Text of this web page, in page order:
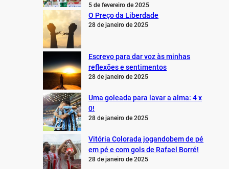
5 de fevereiro de 2025
O Preço da Liberdade
28 de janeiro de 2025
Escrevo para dar voz às minhas
reflexões e sentimentos
28 de janeiro de 2025
Uma goleada para lavar a alma: 4 x
0!
28 de janeiro de 2025
Vitória Colorada jogandobem de pé
em pé e com gols de Rafael Borré!
28 de janeiro de 2025